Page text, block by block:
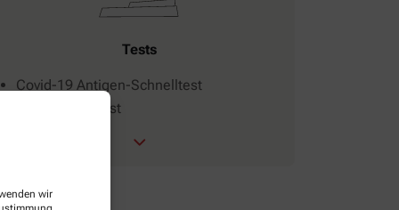
wir
Tests
Covid-19 Antigen-Schnelltest
Vaterschaftstest